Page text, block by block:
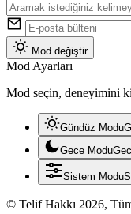
Mod değiştir
Mod Ayarları
Mod seçin, deneyimini
Gündüz Modu
Gece Modu
Sistem Modu
© Telif Hakkı 2026,